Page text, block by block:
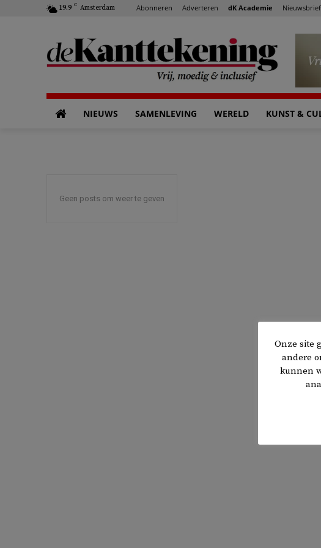
19.9 C Amsterdam Abonneren Adverteren dK Academie Nieuwsbrief
NIEUWS SAMENLEVING WERELD KUNST &
Geen posts om weer te geven
Onze site
andere
kunnen